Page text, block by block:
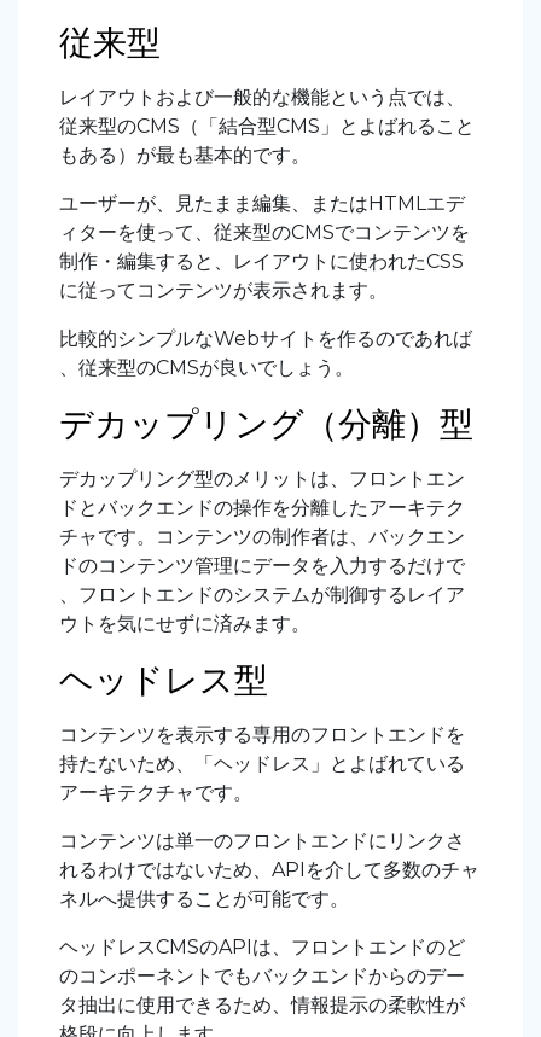
従来型
レイアウトおよび一般的な機能という点では、
従来型のCMS（「結合型CMS」とよばれること
もある）が最も基本的です。
ユーザーが、見たまま編集、またはHTMLエデ
ィターを使って、従来型のCMSでコンテンツを
制作・編集すると、レイアウトに使われたCSS
に従ってコンテンツが表示されます。
比較的シンプルなWebサイトを作るのであれば
、従来型のCMSが良いでしょう。
デカップリング（分離）型
デカップリング型のメリットは、フロントエン
ドとバックエンドの操作を分離したアーキテク
チャです。コンテンツの制作者は、バックエン
ドのコンテンツ管理にデータを入力するだけで
、フロントエンドのシステムが制御するレイア
ウトを気にせずに済みます。
ヘッドレス型
コンテンツを表示する専用のフロントエンドを
持たないため、「ヘッドレス」とよばれている
アーキテクチャです。
コンテンツは単一のフロントエンドにリンクさ
れるわけではないため、APIを介して多数のチャ
ネルへ提供することが可能です。
ヘッドレスCMSのAPIは、フロントエンドのど
のコンポーネントでもバックエンドからのデー
タ抽出に使用できるため、情報提示の柔軟性が